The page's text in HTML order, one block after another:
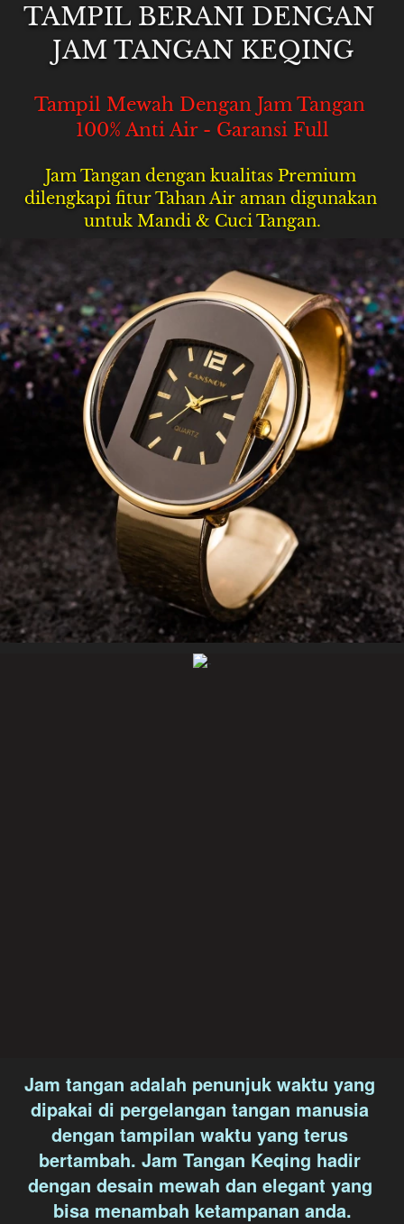
TAMPIL BERANI DENGAN
JAM TANGAN KEQING
Tampil Mewah Dengan Jam Tangan
100% Anti Air - Garansi Full
Jam Tangan dengan kualitas Premium
dilengkapi fitur Tahan Air aman digunakan
untuk Mandi & Cuci Tangan.
Jam tangan adalah penunjuk waktu yang
dipakai di pergelangan tangan manusia
dengan tampilan waktu yang terus
bertambah. Jam Tangan Keqing hadir
dengan desain mewah dan elegant yang
bisa menambah ketampanan anda.